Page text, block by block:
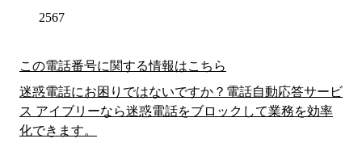
2567
この電話番号に関する情報はこちら
迷惑電話にお困りではないですか？電話自動応答サービ
ス アイブリーなら迷惑電話をブロックして業務を効率
化できます。